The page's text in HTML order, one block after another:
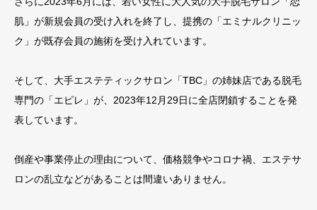
肌」が新規会員の受け入れを終了し、提携の「エミナルクリニッ
ク」が既存会員の施術を受け入れています。
そして、大手エステティックサロン「TBC」の姉妹店である脱毛
専門の「エピレ」が、2023年12月29日に全店閉鎖することを発
表しています。
倒産や事業停止の理由について、価格競争やコロナ禍、エステサ
ロンの乱立などがあることは間違いありません。